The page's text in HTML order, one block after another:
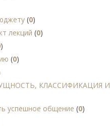
(0)
лекций (0)
)
(0)
КЛАССИФИКАЦИЯ И
успешное общение (0)